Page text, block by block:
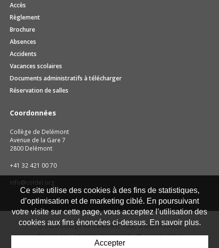
Accès
Règlement
Brochure
Absences
Accidents
Vacances scolaires
Documents administratifs à télécharger
Réservation de salles
Coordonnées
Collège de Delémont
Avenue de la Gare 7
2800 Delémont
+41 32 421 00 70
info@coldel.org
© 2026 Collège de Delémont. Tous droits réservés
Powered by Artionet-Generated with IceCube2.Net
Ce site utilise des cookies à des fins de statistiques,
d’optimisation et de marketing ciblé. En poursuivant
votre visite sur cette page, vous acceptez l’utilisation des
cookies aux fins énoncées ci-dessus. En savoir plus.
Accepter